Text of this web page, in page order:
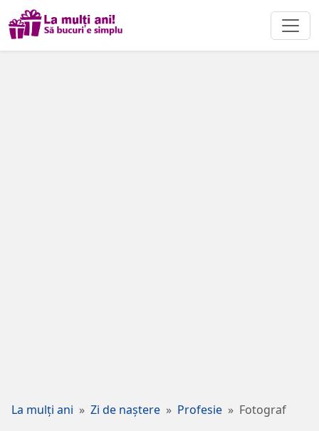
La mulți ani Zi de naștere Profesie Fotograf